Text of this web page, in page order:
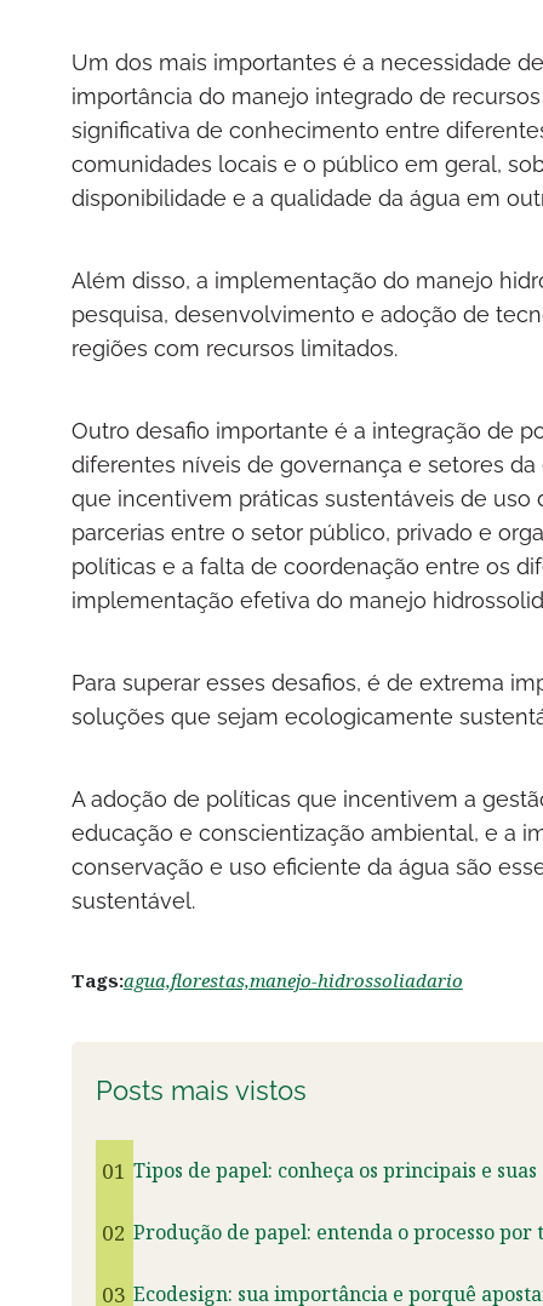
Um dos mais importantes é a necessidade
importância do manejo integrado de
significativa de conhecimento entre
comunidades locais e o público em geral,
disponibilidade e a qualidade da água em
Além disso, a implementação do manejo
pesquisa, desenvolvimento e adoção de
regiões com recursos limitados.
Outro desafio importante é a integração de
diferentes níveis de governança e setores
que incentivem práticas sustentáveis de
parcerias entre o setor público, privado e
políticas e a falta de coordenação entre os
implementação efetiva do manejo
Para superar esses desafios, é de extrema
soluções que sejam ecologicamente
A adoção de políticas que incentivem a
educação e conscientização ambiental, e a
conservação e uso eficiente da água são
sustentável.
Tags:agua,florestas,manejo-hidrossoliadario
Posts mais vistos
01 Tipos de papel: conheça os principais e suas
02 Produção de papel: entenda o processo
03 Ecodesign: sua importância e porquê